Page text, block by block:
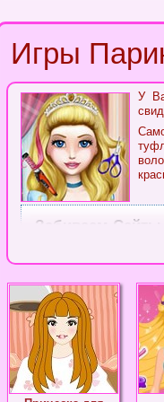
Игры
У
Забиваем
Каждая ссылка
делает
упоминания, пресс-
продвижения вашего
Что умеет
— Продвижение в
ссылок с высокой
— Регулярная